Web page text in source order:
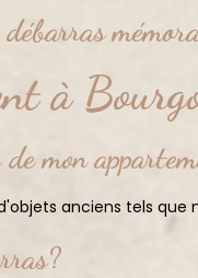
à
mon
anciens tels que